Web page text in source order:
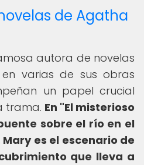
de Agatha
autora de novelas
varias de sus obras
un papel crucial
trama. En "El misterioso
sobre el río en el
es el escenario de
que lleva a